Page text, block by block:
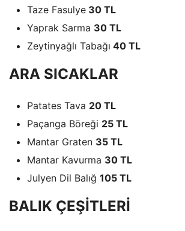
Taze Fasulye 30 TL
Yaprak Sarma 30 TL
Zeytinyağlı Tabağı 40 TL
ARA SICAKLAR
Patates Tava 20 TL
Paçanga Böreği 25 TL
Mantar Graten 35 TL
Mantar Kavurma 30 TL
Julyen Dil Balığ 105 TL
BALIK ÇEŞİTLERİ